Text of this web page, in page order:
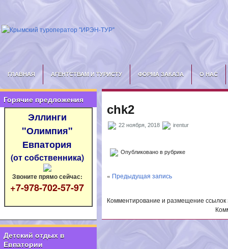
ГЛАВНАЯ АГЕНТСТВАМ И ТУРИСТУ ФОРМА ЗАКАЗА О НАС
Горячие предложения
Эллинги
"Олимпия"
Евпатория
(от собственника)
Звоните прямо сейчас:
+7-978-702-57-97
Детский отдых в
Евпатории
chk2
22 ноября, 2018 irentur
Опубликовано в рубрике
« Предыдущая запись
Комментирование и размещение